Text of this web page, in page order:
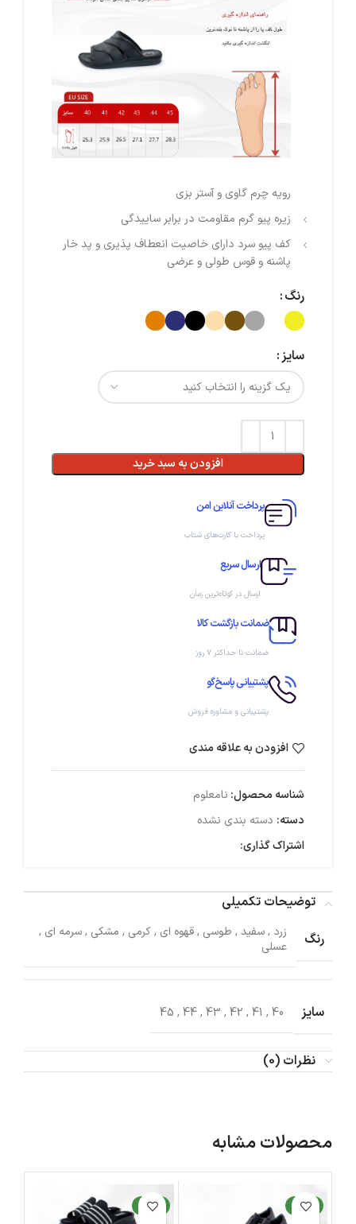
رویه چرم گاوی و آستر بزی
زیره پیو‌ گرم مقاومت در برابر ساییدگی
کف پیو‌ سرد دارای خاصیت انعطاف پذیری و پد خار
پاشنه و قوس طولی و عرضی
رنگ
سایز
افزودن به سبد خرید
پرداخت آنلاین امن
پرداخت با کارت‌های شتاب
ارسال سریع
ارسال در کوتاه‌ترین زمان
ضمانت بازگشت کالا
ضمانت تا حداکثر ۷ روز
پشتیبانی پاسخ‌گو
پشتیبانی و مشاوره فروش
افزودن به علاقه مندی
شناسه محصول: نامعلوم
دسته: دسته بندی نشده
اشتراک گذاری:
توضیحات تکمیلی
رنگ
زرد ,سفید , طوسی ,قهوه ای ,کرمی , مشکی ,سرمه ای ,
عسلی
سایز 40
,
41
,
42
,
43
,
44
,
45
نظرات (0)
محصولات مشابه
جدید جدید